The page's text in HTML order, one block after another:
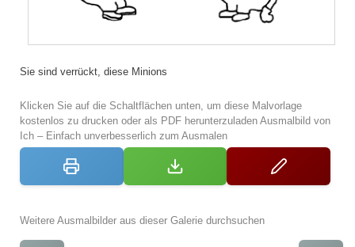
Sie sind verrückt, diese Minions
Klicken Sie auf die Schaltflächen unten, um diese Malvorlage
kostenlos zu drucken oder als PDF herunterzuladen Ausmalbild von
Ich – Einfach unverbesserlich zum Ausmalen
Weitere Ausmalbilder aus dieser Galerie durchsuchen